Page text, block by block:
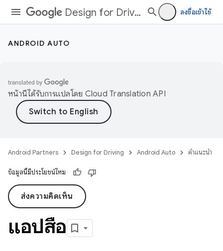
Design for Driving ลงชื่อเข้าใช้
ANDROID AUTO
หน้านี้ได้รับการแปลโดย Cloud Translation API
Android Partners Design for Driving Android Auto คำแนะนำ
ข้อมูลนี้มีประโยชน์ไหม
ส่งความคิดเห็น
แอปสื่อ